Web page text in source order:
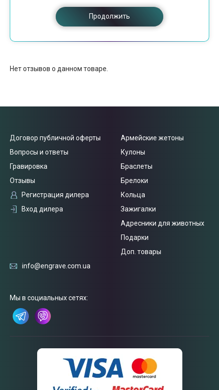
Продолжить
Нет отзывов о данном товаре.
Договор публичной оферты
Вопросы и ответы
Гравировка
Отзывы
Регистрация дилера
Вход дилера
Армейские жетоны
Кулоны
Браслеты
Брелоки
Кольца
Зажигалки
Адресники для животных
Подарки
Доп. товары
info@engrave.com.ua
Мы в социальных сетях: